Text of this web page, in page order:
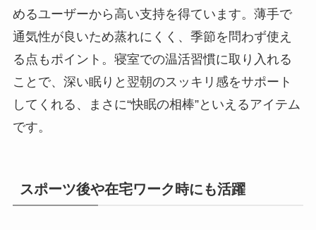
めるユーザーから高い支持を得ています。薄手で
通気性が良いため蒸れにくく、季節を問わず使え
る点もポイント。寝室での温活習慣に取り入れる
ことで、深い眠りと翌朝のスッキリ感をサポート
してくれる、まさに“快眠の相棒”といえるアイテム
です。
スポーツ後や在宅ワーク時にも活躍